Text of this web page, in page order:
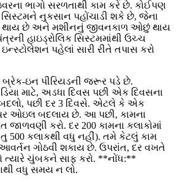
ભાગો સરળતાથી કામ કરે છે. કોઈપણ
નુકસાન પહોંચાડી શકે છે, જેના
છે અને મશીનનું જીવનકાળ ઓછું થાય
હાઇડ્રોલિક સિસ્ટમમાંથી ઉચ્ચ
પહેલાં સારી રીતે તપાસ કરો
બ્રેક-ઇન પીરિયડની જરૂર પડે છે.
માટે, અડધા દિવસ પછી એક દિવસના
પછી દર 3 દિવસે. એટલે કે એક
ઓઇલ બદલાય છે. આ પછી, કામના
જાળવણી કરો. દર 200 કામના કલાકોમાં
500 કલાકથી વધુ નહીં). તમે કેટલું કામ
ગોઠવી શકાય છે. ઉપરાંત, દર વખતે
ચુંબકને સાફ કરો. **નોંધ:**
વધુ સમય ન લો.